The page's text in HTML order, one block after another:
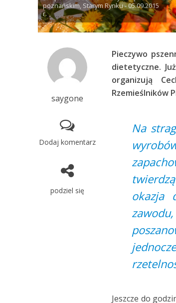
poznańskim, Starym Rynku - 05.09.2015
r.
saygone
Dodaj komentarz
podziel się
Pieczywo
dietetyczne.
organizują
Rzemieślników
Na
okazja
Jeszcze do